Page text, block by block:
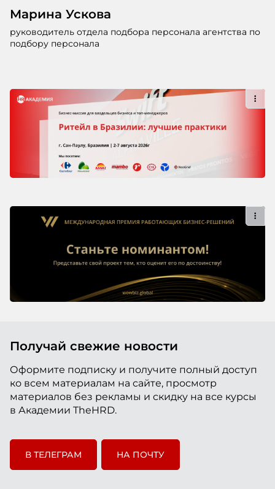
Марина Ускова
руководитель отдела подбора персонала агентства по
подбору персонала
Получай свежие новости
Оформите подписку и получите полный доступ
ко всем материалам на сайте, просмотр
материалов без рекламы и скидку на все курсы
в Академии TheHRD.
В ТЕЛЕГРАМ НА ПОЧТУ